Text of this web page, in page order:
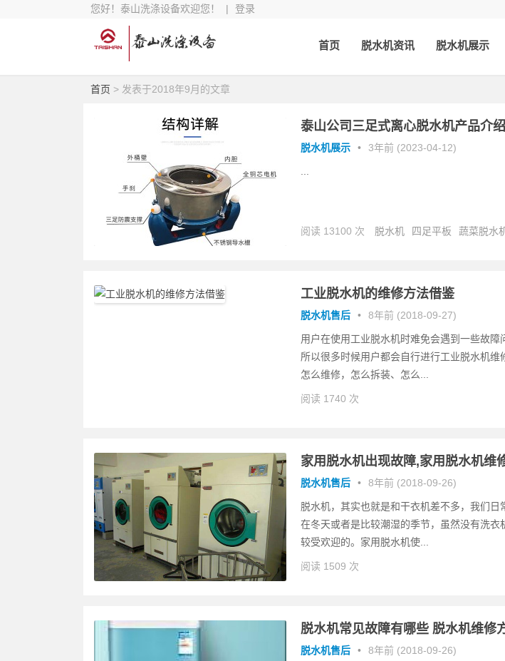
您好！泰山洗涤设备欢迎您！ | 登录
首页 脱水机资讯 脱水机展示
首页 > 发表于2018年9月的文章
泰山公司三足式离心脱水机产品介绍
脱水机展示 • 3年前 (2023-04-12)
阅读 13100 次 脱水机 四足平板 蔬菜脱水
工业脱水机的维修方法借鉴
脱水机售后 • 8年前 (2018-09-27)
用户在使用工业脱水机时难免会遇到一些故障
所以很多时候用户都会自行进行工业脱水机
怎么维修，怎么拆装、怎么...
阅读 1740 次
家用脱水机出现故障,家用脱水机维
脱水机售后 • 8年前 (2018-09-26)
脱水机，其实也就是和干衣机差不多，我们
在冬天或者是比较潮湿的季节，虽然没有洗衣
较受欢迎的。家用脱水机使...
阅读 1509 次
脱水机常见故障有哪些 脱水机维修
脱水机售后 • 8年前 (2018-09-26)